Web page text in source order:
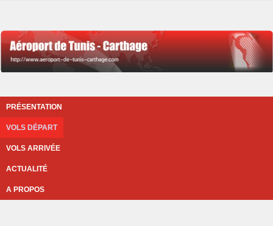
PRÉSENTATION
VOLS DÉPART
VOLS ARRIVÉE
ACTUALITÉ
A PROPOS